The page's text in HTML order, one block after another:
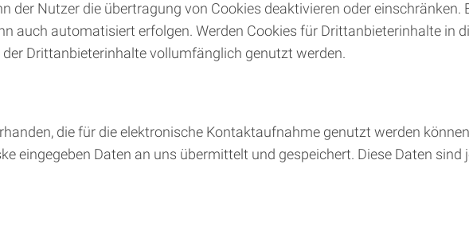
der Nutzer die übertragung von Cookies deaktivieren oder einschränken.
auch automatisiert erfolgen. Werden Cookies für Drittanbieterinhalte in
Drittanbieterinhalte vollumfänglich genutzt werden.
die für die elektronische Kontaktaufnahme genutzt werden
eingegeben Daten an uns übermittelt und gespeichert. Diese Daten sind